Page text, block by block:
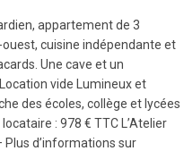
appartement de 3
cuisine indépendante et
Une cave et un
vide Lumineux et
des écoles, collège et lycées
: 978 € TTC L’Atelier
Plus d’informations sur